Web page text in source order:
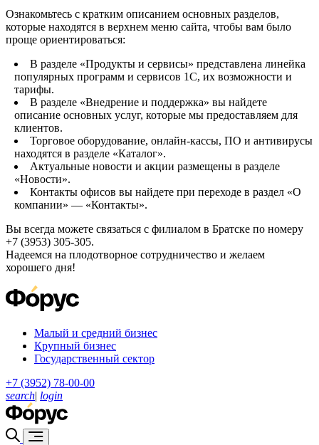
Ознакомьтесь с кратким описанием основных разделов,
которые находятся в верхнем меню сайта, чтобы вам было
проще ориентироваться:
В разделе «Продукты и сервисы» представлена линейка
популярных программ и сервисов 1С, их возможности и
тарифы.
В разделе «Внедрение и поддержка» вы найдете
описание основных услуг, которые мы предоставляем для
клиентов.
Торговое оборудование, онлайн-кассы, ПО и антивирусы
находятся в разделе «Каталог».
Актуальные новости и акции размещены в разделе
«Новости».
Контакты офисов вы найдете при переходе в раздел «О
компании» — «Контакты».
Вы всегда можете связаться с филиалом в Братске по номеру
+7 (3953) 305-305.
Надеемся на плодотворное сотрудничество и желаем
хорошего дня!
Малый и средний бизнес
Крупный бизнес
Государственный сектор
+7 (3952) 78-00-00
search| login